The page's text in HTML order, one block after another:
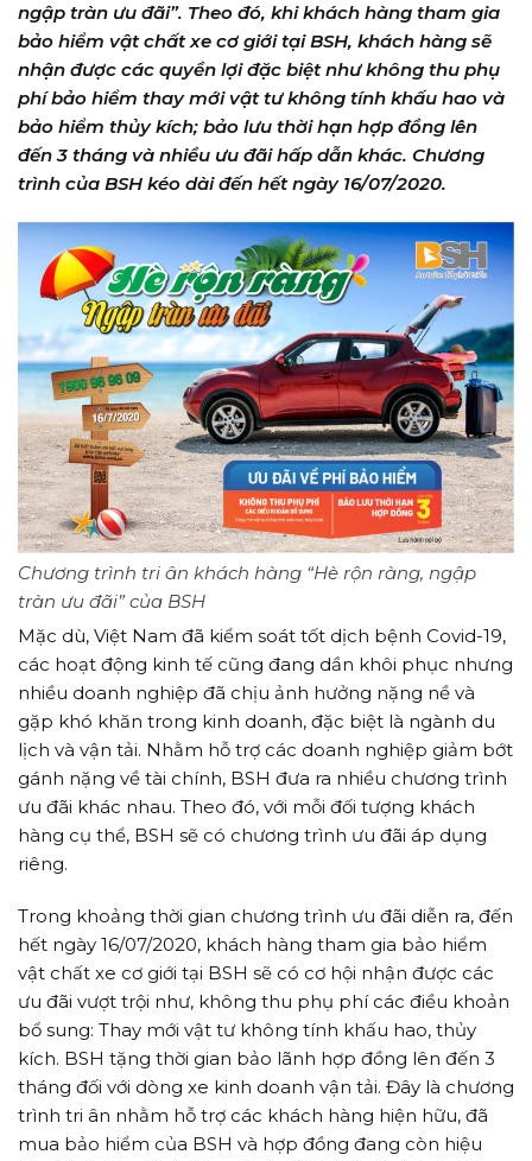
ngập tràn ưu đãi”. Theo đó, khi khách hàng tham gia
bảo hiểm vật chất xe cơ giới tại BSH, khách hàng sẽ
nhận được các quyền lợi đặc biệt như không thu phụ
phí bảo hiểm thay mới vật tư không tính khấu hao và
bảo hiểm thủy kích; bảo lưu thời hạn hợp đồng lên
đến 3 tháng và nhiều ưu đãi hấp dẫn khác. Chương
trình của BSH kéo dài đến hết ngày 16/07/2020.
Chương trình tri ân khách hàng “Hè rộn ràng, ngập
tràn ưu đãi” của BSH
Mặc dù, Việt Nam đã kiểm soát tốt dịch bệnh Covid-19,
các hoạt động kinh tế cũng đang dần khôi phục nhưng
nhiều doanh nghiệp đã chịu ảnh hưởng nặng nề và
gặp khó khăn trong kinh doanh, đặc biệt là ngành du
lịch và vận tải. Nhằm hỗ trợ các doanh nghiệp giảm bớt
gánh nặng về tài chính, BSH đưa ra nhiều chương trình
ưu đãi khác nhau. Theo đó, với mỗi đối tượng khách
hàng cụ thể, BSH sẽ có chương trình ưu đãi áp dụng
riêng.
Trong khoảng thời gian chương trình ưu đãi diễn ra, đến
hết ngày 16/07/2020, khách hàng tham gia bảo hiểm
vật chất xe cơ giới tại BSH sẽ có cơ hội nhận được các
ưu đãi vượt trội như, không thu phụ phí các điều khoản
bổ sung: Thay mới vật tư không tính khấu hao, thủy
kích. BSH tặng thời gian bảo lãnh hợp đồng lên đến 3
tháng đối với dòng xe kinh doanh vận tải. Đây là chương
trình tri ân nhằm hỗ trợ các khách hàng hiện hữu, đã
mua bảo hiểm của BSH và hợp đồng đang còn hiệu